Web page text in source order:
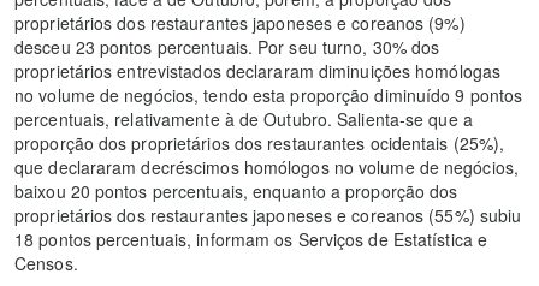
proprietários dos restaurantes japoneses e coreanos (9%)
desceu 23 pontos percentuais. Por seu turno, 30% dos
proprietários entrevistados declararam diminuições homólogas
no volume de negócios, tendo esta proporção diminuído 9 pontos
percentuais, relativamente à de Outubro. Salienta-se que a
proporção dos proprietários dos restaurantes ocidentais (25%),
que declararam decréscimos homólogos no volume de negócios,
baixou 20 pontos percentuais, enquanto a proporção dos
proprietários dos restaurantes japoneses e coreanos (55%) subiu
18 pontos percentuais, informam os Serviços de Estatística e
Censos.